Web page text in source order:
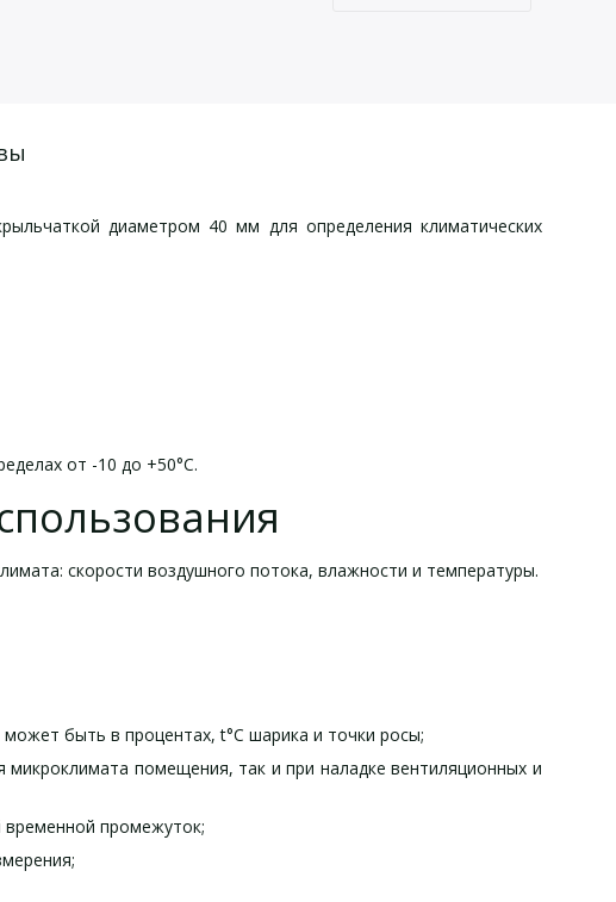
диаметром 40 мм для определения климатических
от -10 до +50°С.
скорости воздушного потока, влажности и температуры.
быть в процентах, t°C шарика и точки росы;
помещения, так и при наладке вентиляционных и
временной промежуток;